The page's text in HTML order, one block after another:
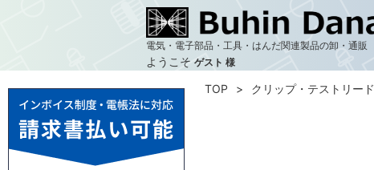
電気・電子部品・工具・はんだ関連製品の卸・通販
ようこそ ゲスト 様
TOP クリップ・テストリード